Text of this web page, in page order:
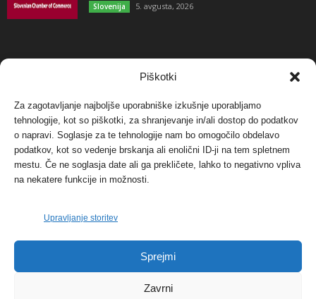
Piškotki
Za zagotavljanje najboljše uporabniške izkušnje uporabljamo
tehnologije, kot so piškotki, za shranjevanje in/ali dostop do podatkov
o napravi. Soglasje za te tehnologije nam bo omogočilo obdelavo
podatkov, kot so vedenje brskanja ali enolični ID-ji na tem spletnem
mestu. Če ne soglasja date ali ga prekličete, lahko to negativno vpliva
na nekatere funkcije in možnosti.
Upravljanje storitev
Sprejmi
Zavrni
Slovenija 5. avgusta, 2026
NAJBOLJ KOMENTIRANO
Protest proti vetrnim elektrarnam na Ojstrici, v
svetu pa vedno bolj...
Dogodki 12. maja, 2017
Tožilstvo v Celovcu v korist elektrarnam
Verbund
FOTO: Razstava cvetličarskega mojstra Andreja
Dogodki 27. novembra, 2017